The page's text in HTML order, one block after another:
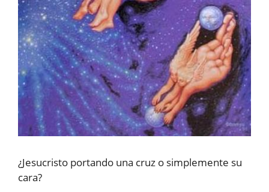
¿Jesucristo portando una cruz o simplemente su
cara?